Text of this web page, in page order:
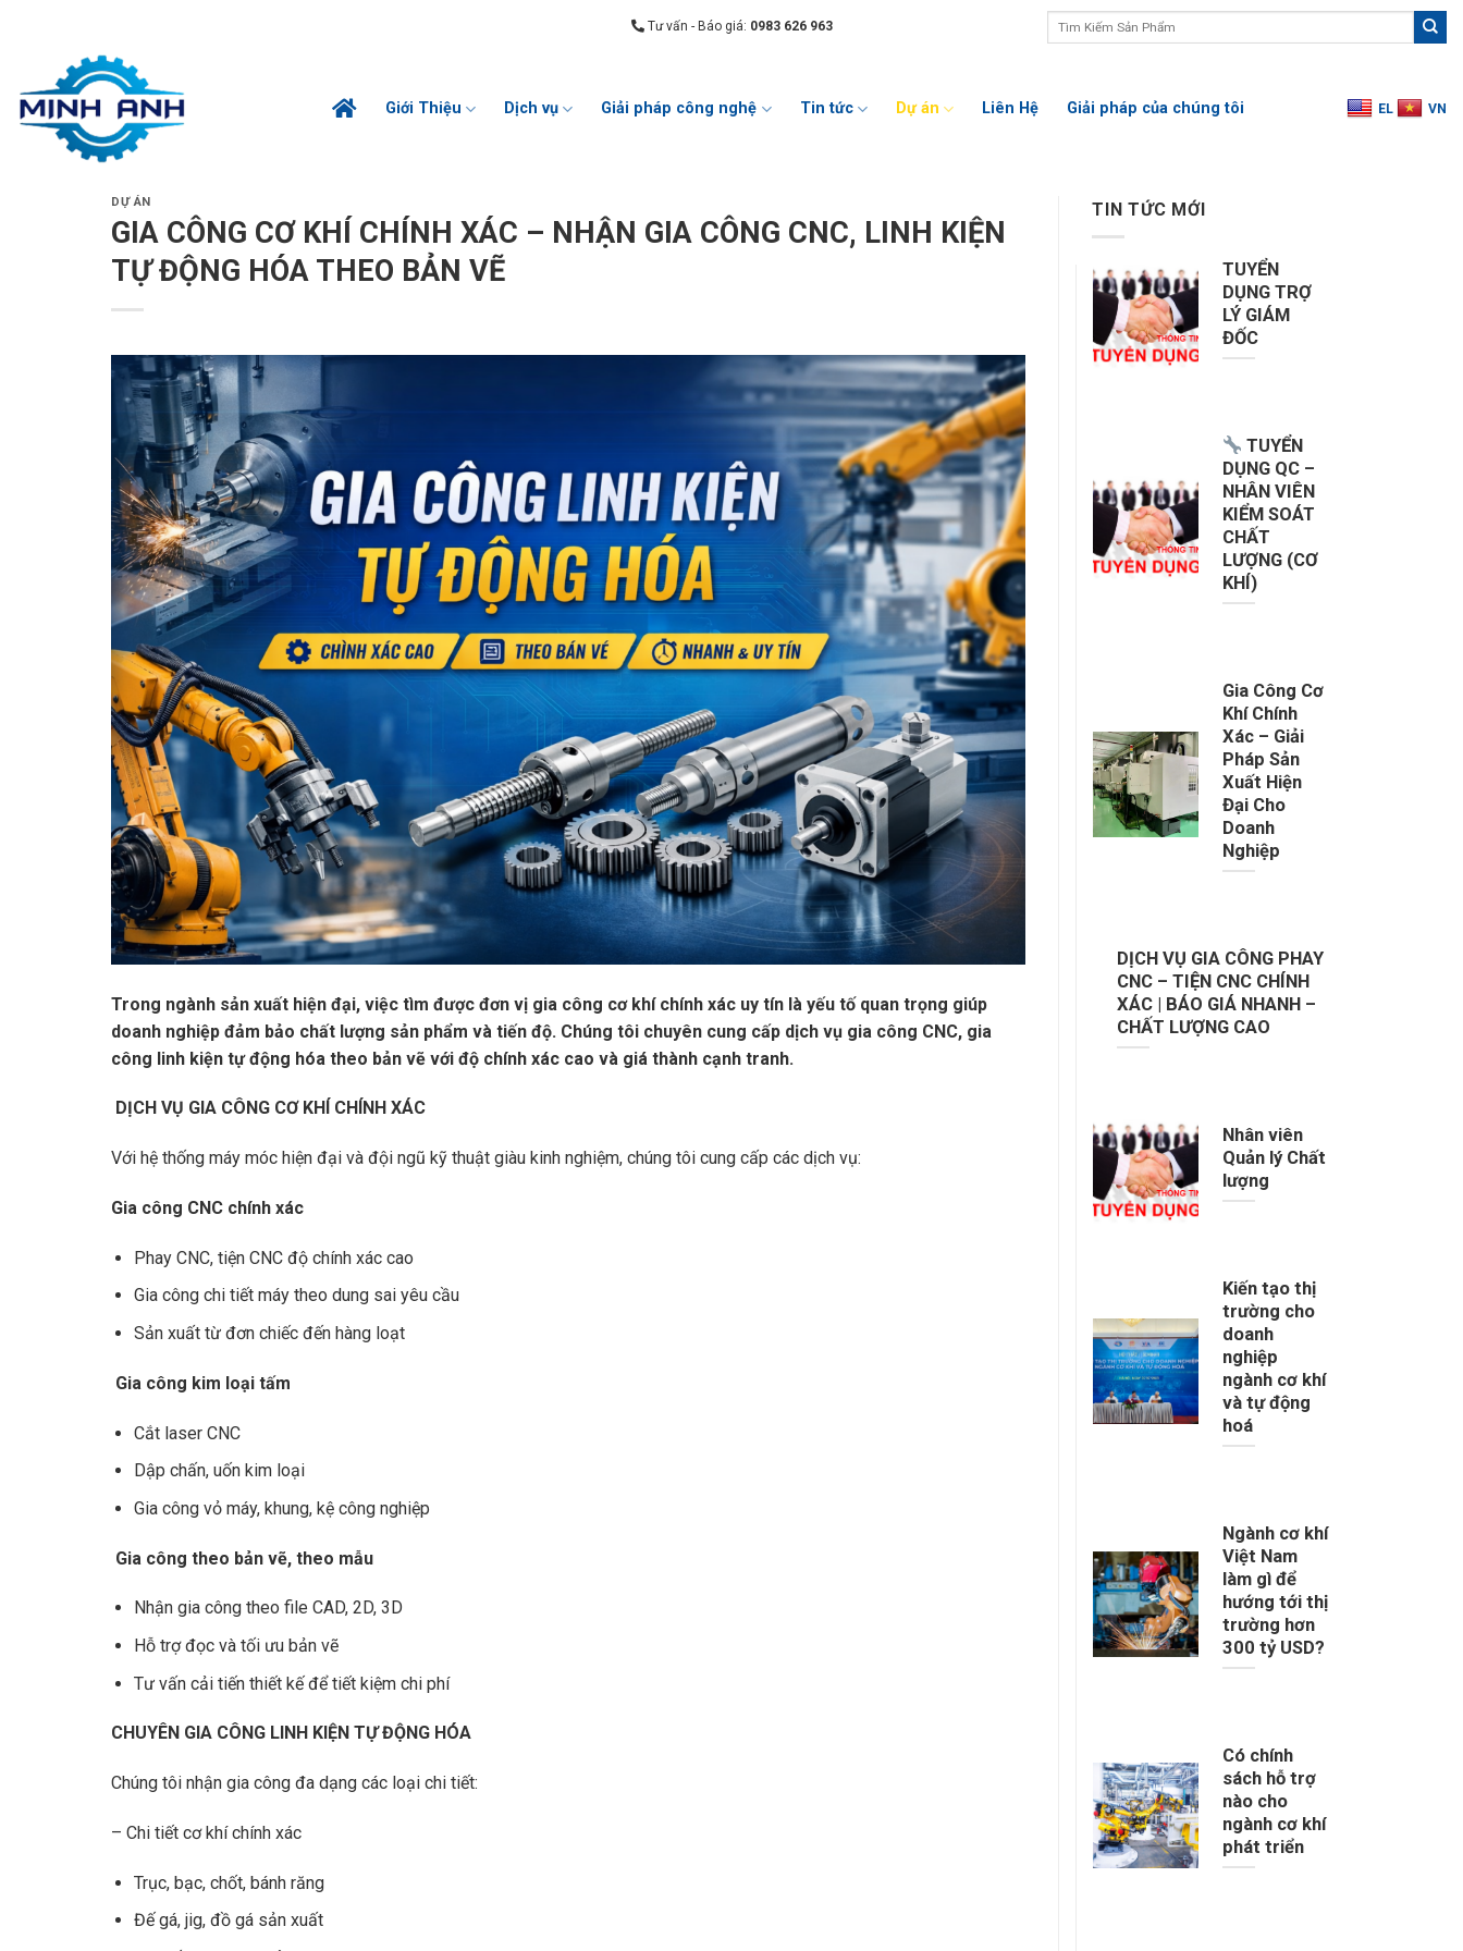
Tư vấn - Báo giá: 0983 626 963
Giới Thiệu Dịch vụ Giải pháp công nghệ Tin tức Dự án Liên Hệ Giải pháp của chúng tôi EL VN
DỰ ÁN
GIA CÔNG CƠ KHÍ CHÍNH XÁC – NHẬN GIA CÔNG CNC, LINH KIỆN
TỰ ĐỘNG HÓA THEO BẢN VẼ
Trong ngành sản xuất hiện đại, việc tìm được đơn vị gia công cơ khí chính xác uy tín là yếu tố quan trọng giúp
doanh nghiệp đảm bảo chất lượng sản phẩm và tiến độ. Chúng tôi chuyên cung cấp dịch vụ gia công CNC, gia
công linh kiện tự động hóa theo bản vẽ với độ chính xác cao và giá thành cạnh tranh.
DỊCH VỤ GIA CÔNG CƠ KHÍ CHÍNH XÁC
Với hệ thống máy móc hiện đại và đội ngũ kỹ thuật giàu kinh nghiệm, chúng tôi cung cấp các dịch vụ:
Gia công CNC chính xác
Phay CNC, tiện CNC độ chính xác cao
Gia công chi tiết máy theo dung sai yêu cầu
Sản xuất từ đơn chiếc đến hàng loạt
Gia công kim loại tấm
Cắt laser CNC
Dập chấn, uốn kim loại
Gia công vỏ máy, khung, kệ công nghiệp
Gia công theo bản vẽ, theo mẫu
Nhận gia công theo file CAD, 2D, 3D
Hỗ trợ đọc và tối ưu bản vẽ
Tư vấn cải tiến thiết kế để tiết kiệm chi phí
CHUYÊN GIA CÔNG LINH KIỆN TỰ ĐỘNG HÓA
Chúng tôi nhận gia công đa dạng các loại chi tiết:
– Chi tiết cơ khí chính xác
Trục, bạc, chốt, bánh răng
Đế gá, jig, đồ gá sản xuất
TIN TỨC MỚI
TUYỂN
DỤNG TRỢ
LÝ GIÁM
ĐỐC
TUYỂN
DỤNG QC –
NHÂN VIÊN
KIỂM SOÁT
CHẤT
LƯỢNG (CƠ
KHÍ)
Gia Công Cơ
Khí Chính
Xác – Giải
Pháp Sản
Xuất Hiện
Đại Cho
Doanh
Nghiệp
DỊCH VỤ GIA CÔNG PHAY
CNC – TIỆN CNC CHÍNH
XÁC | BÁO GIÁ NHANH –
CHẤT LƯỢNG CAO
Nhân viên
Quản lý Chất
lượng
Kiến tạo thị
trường cho
doanh
nghiệp
ngành cơ khí
và tự động
hoá
Ngành cơ khí
Việt Nam
làm gì để
hướng tới thị
trường hơn
300 tỷ USD?
Có chính
sách hỗ trợ
nào cho
ngành cơ khí
phát triển